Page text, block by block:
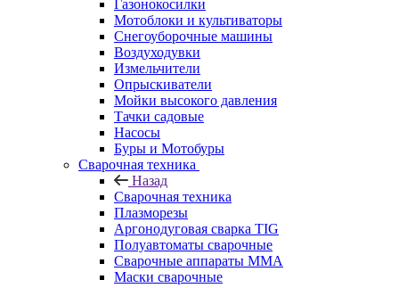
Газонокосилки
Мотоблоки и культиваторы
Снегоуборочные машины
Воздуходувки
Измельчители
Опрыскиватели
Мойки высокого давления
Тачки садовые
Насосы
Буры и Мотобуры
Сварочная техника
Назад
Сварочная техника
Плазморезы
Аргонодуговая сварка TIG
Полуавтоматы сварочные
Сварочные аппараты ММА
Маски сварочные